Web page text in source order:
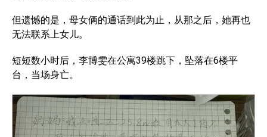
但遗憾的是，母女俩的通话到此为止，从那之后，她再也
无法联系上女儿。
短短数小时后，李博雯在公寓39楼跳下，坠落在6楼平
台，当场身亡。